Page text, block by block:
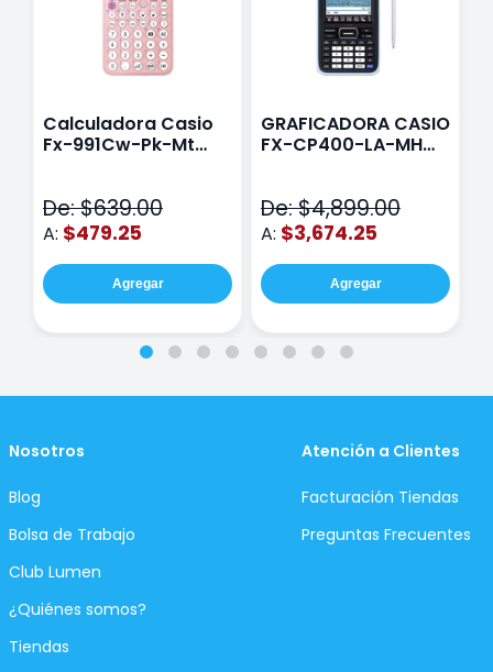
Calculadora Casio
Fx-991Cw-Pk-Mt
De: $639.00
A: $479.25
Agregar
GRAFICADORA CASIO
FX-CP400-LA-MH
De: $4,899.00
A: $3,674.25
Agregar
Nosotros
Blog
Bolsa de Trabajo
Club Lumen
¿Quiénes somos?
Tiendas
Atención a Clientes
Facturación Tiendas
Preguntas Frecuentes